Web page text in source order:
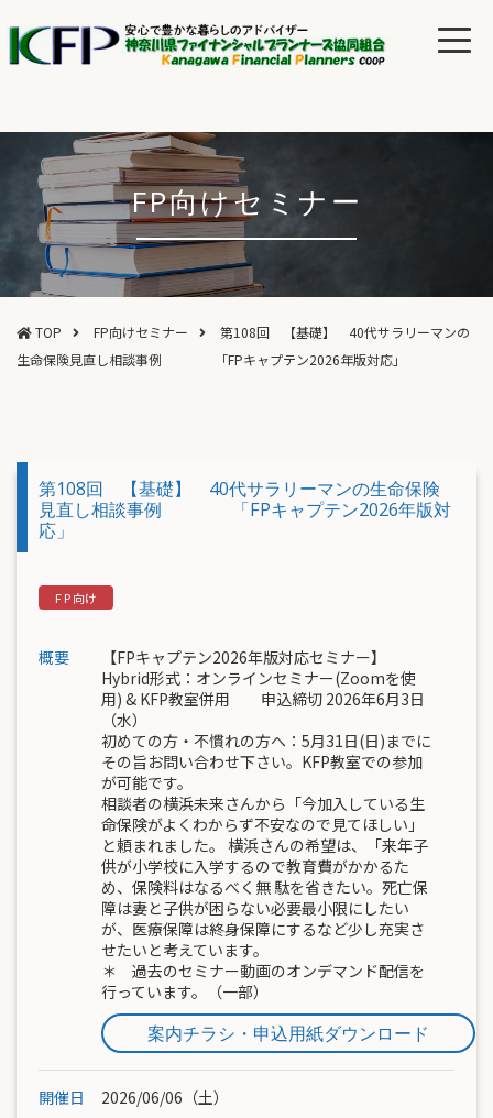
FP向けセミナー
TOP FP向けセミナー
第108回 【基礎】 40代サラリーマンの
生命保険見直し相談事例 「FPキャプテン2026年版対応」
第108回 【基礎】 40代サラリーマンの生命保険
見直し相談事例 「FPキャプテン2026年版対
応」
概要
【FPキャプテン2026年版対応セミナー】
Hybrid形式：オンラインセミナー(Zoomを使
用) & KFP教室併用 申込締切 2026年6月3日
（水）
初めての方・不慣れの方へ：5月31日(日)までに
その旨お問い合わせ下さい。KFP教室での参加
が可能です。
相談者の横浜未来さんから「今加入している生
命保険がよくわからず不安なので見てほしい」
と頼まれました。 横浜さんの希望は、「来年子
供が小学校に入学するので教育費がかかるた
め、保険料はなるべく無 駄を省きたい。死亡保
障は妻と子供が困らない必要最小限にしたい
が、医療保障は終身保障にするなど少し充実さ
せたいと考えています。
＊ 過去のセミナー動画のオンデマンド配信を
行っています。（一部）
案内チラシ・申込用紙ダウンロード
開催日 2026/06/06（土）